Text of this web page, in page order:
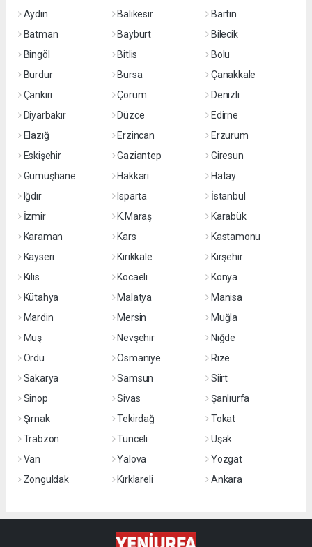
Aydın
Balıkesir
Bartın
Batman
Bayburt
Bilecik
Bingöl
Bitlis
Bolu
Burdur
Bursa
Çanakkale
Çankırı
Çorum
Denizli
Diyarbakır
Düzce
Edirne
Elazığ
Erzincan
Erzurum
Eskişehir
Gaziantep
Giresun
Gümüşhane
Hakkari
Hatay
Iğdır
Isparta
İstanbul
İzmir
K.Maraş
Karabük
Karaman
Kars
Kastamonu
Kayseri
Kırıkkale
Kırşehir
Kilis
Kocaeli
Konya
Kütahya
Malatya
Manisa
Mardin
Mersin
Muğla
Muş
Nevşehir
Niğde
Ordu
Osmaniye
Rize
Sakarya
Samsun
Siirt
Sinop
Sivas
Şanlıurfa
Şırnak
Tekirdağ
Tokat
Trabzon
Tunceli
Uşak
Van
Yalova
Yozgat
Zonguldak
Kırklareli Ankara